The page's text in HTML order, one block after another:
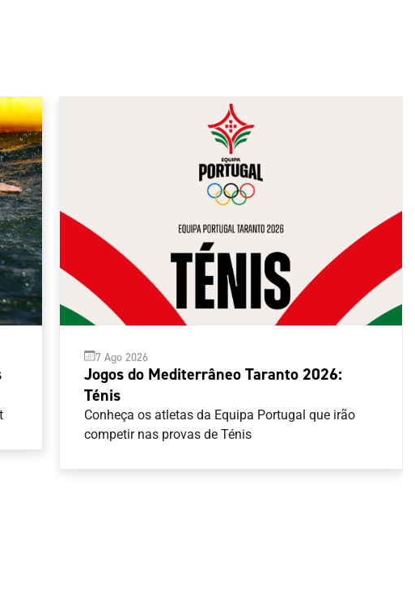
7 Ago 2026
Jogos do Mediterrâneo Taranto 2026:
Ténis
Conheça os atletas da Equipa Portugal que irão
competir nas provas de Ténis